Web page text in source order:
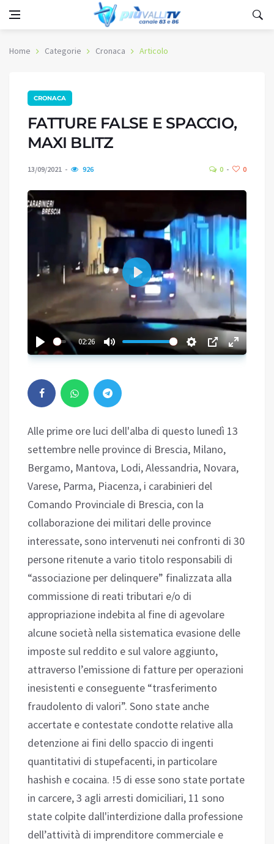
Home Categorie Cronaca Articolo
CRONACA
FATTURE FALSE E SPACCIO,
MAXI BLITZ
13/09/2021 926 0 0
02:26
Play
Alle prime ore luci dell'alba di questo lunedì 13
settembre nelle province di Brescia, Milano,
Bergamo, Mantova, Lodi, Alessandria, Novara,
Varese, Parma, Piacenza, i carabinieri del
Comando Provinciale di Brescia, con la
collaborazione dei militari delle province
interessate, sono intervenuti nei confronti di 30
persone ritenute a vario titolo responsabili di
“associazione per delinquere” finalizzata alla
commissione di reati tributari e/o di
appropriazione indebita al fine di agevolare
alcune società nella sistematica evasione delle
imposte sul reddito e sul valore aggiunto,
attraverso l’emissione di fatture per operazioni
inesistenti e conseguente “trasferimento
fraudolento di valori”. Sono state anche
accertate e contestate condotte relative alla
detenzione ai fini dello spaccio di ingenti
quantitativi di stupefacenti, in particolare
hashish e cocaina. !5 di esse sono state portate
in carcere, 3 agli arresti domiciliari, 11 sono
state colpite dall'interdizione dalla professione
dell’attività di imprenditore commerciale e